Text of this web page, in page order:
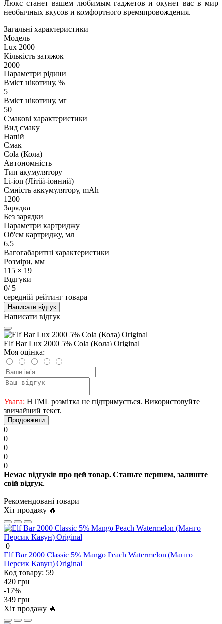
Люкс станет вашем любимым гаджетов и окунет вас в мир
необычных вкусов и комфортного времяпровождения.
Загальні характеристики
Модель
Lux 2000
Кількість затяжок
2000
Параметри рідини
Вміст нікотину, %
5
Вміст нікотину, мг
50
Смакові характеристики
Вид смаку
Напій
Смак
Cola (Кола)
Автономність
Тип акумулятору
Li-ion (Літій-іонний)
Ємність аккумулятору, mAh
1200
Зарядка
Без зарядки
Параметри картриджу
Об'єм картриджу, мл
6.5
Вагогабаритні характеристики
Розміри, мм
115 × 19
Відгуки
0/ 5
середній рейтинг товара
Написати відгук
Написати відгук
Elf Bar Lux 2000 5% Cola (Кола) Original
Моя оцінка:
Увага: HTML розмітка не підтримується. Використовуйте
звичайний текст.
Продовжити
0
0
0
0
0
Немає відгуків про цей товар. Станьте першим, залиште
свій відгук.
Рекомендовані товари
Хіт продажу 🔥
0
Elf Bar 2000 Classic 5% Mango Peach Watermelon (Манго
Персик Кавун) Original
Код товару: 59
420 грн
-17%
349 грн
Хіт продажу 🔥